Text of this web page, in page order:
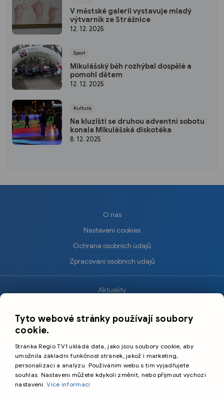
V městské galerii vystavuje mladý
výtvarník ze Strážnice
12. 12. 2025
Sport
Mikulášský běh rozhýbal dospělé a
pomohl dětem
12. 12. 2025
Kultura
Na kluzišti se druhou adventní sobotu
konala Mikulášská diskotéka
8. 12. 2025
O nás
Nastavení cookies
Ochrana osobních údajů
Zpracování osobních údajů
Aktuality
Sport
Cestování
Primetime Media s.r.o.
Tyto webové stránky používají soubory
cookie.
Stránka Regio TV1 ukládá data, jako jsou soubory cookie, aby
umožnila základní funkčnost stránek, jakož i marketing,
personalizaci a analýzu. Používáním webu s tím vyjadřujete
souhlas. Nastavení můžete kdykoli změnit, nebo přijmout výchozí
nastavení.Více informací